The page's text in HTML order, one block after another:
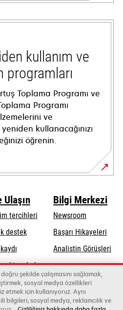
kullanım ve
programları
Toplama Programı ve
Programı
ve
kullanacağınızı
öğrenin.
Ulaşın
tercihleri
destekopens
new
tab
noktası bul
Bilgi Merkezi
Newsroom
Başarı Hikayeleri
Analistin Görüşleri
şekilde çalışmasını sağlamak,
sosyal medya özellikleri
etmek için kullanıyoruz. Aynı
bilgileri; sosyal medya, reklamcılık ve